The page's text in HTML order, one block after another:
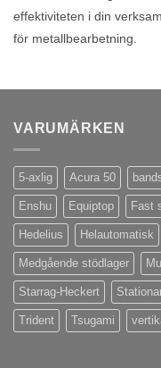
effektiviteten i din
för metallbearbetning.
VARUMÄRKEN
5-axlig Acura 50
Enshu Equiptop Fast
Hedelius Helautomatisk
Medgående stödlager
Starrag-Heckert
Trident Tsugami